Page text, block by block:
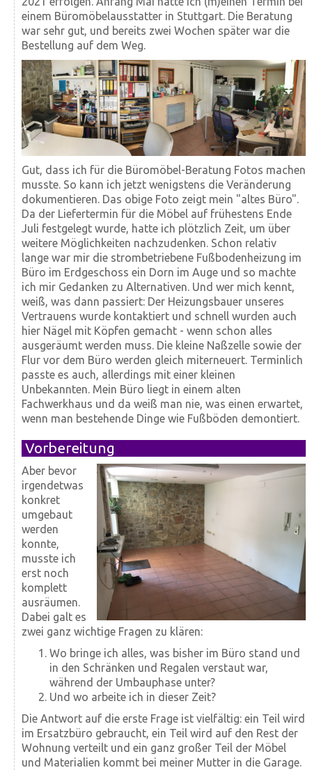
einem Büro­möbel­ausstatter in Stuttgart. Die Beratung
war sehr gut, und bereits zwei Wochen später war die
Bestellung auf dem Weg.
Gut, dass ich für die Büromöbel-Beratung Fotos machen
musste. So kann ich jetzt wenigstens die Veränderung
dokumentieren. Das obige Foto zeigt mein "altes Büro".
Da der Liefertermin für die Möbel auf frühestens Ende
Juli festgelegt wurde, hatte ich plötzlich Zeit, um über
weitere Möglichkeiten nachzudenken. Schon relativ
lange war mir die strombetriebene Fußbodenheizung im
Büro im Erdgeschoss ein Dorn im Auge und so machte
ich mir Gedanken zu Alternativen. Und wer mich kennt,
weiß, was dann passiert: Der Heizungsbauer unseres
Vertrauens wurde kontaktiert und schnell wurden auch
hier Nägel mit Köpfen gemacht - wenn schon alles
ausgeräumt werden muss. Die kleine Naßzelle sowie der
Flur vor dem Büro werden gleich miterneuert. Terminlich
passte es auch, allerdings mit einer kleinen
Unbekannten. Mein Büro liegt in einem alten
Fachwerkhaus und da weiß man nie, was einen erwartet,
wenn man bestehende Dinge wie Fußböden demontiert.
Vorbereitung
Aber bevor
irgendetwas
konkret
umgebaut
werden
konnte,
musste ich
erst noch
komplett
ausräumen.
Dabei galt es
zwei ganz wichtige Fragen zu klären:
Wo bringe ich alles, was bisher im Büro stand und
in den Schränken und Regalen verstaut war,
während der Umbauphase unter?
Und wo arbeite ich in dieser Zeit?
Die Antwort auf die erste Frage ist vielfältig: ein Teil wird
im Ersatzbüro gebraucht, ein Teil wird auf den Rest der
Wohnung verteilt und ein ganz großer Teil der Möbel
und Materialien kommt bei meiner Mutter in die Garage.